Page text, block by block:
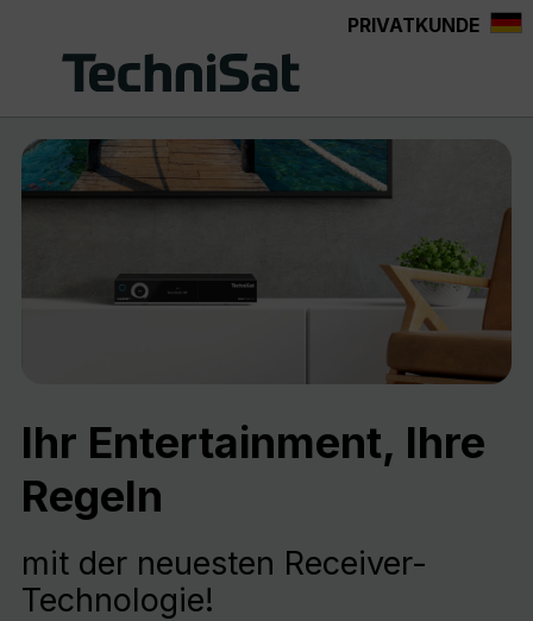
PRIVATKUNDE
Ihr Entertainment, Ihre
Regeln
mit der neuesten Receiver-
Technologie!